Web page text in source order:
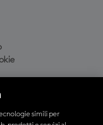
simili per